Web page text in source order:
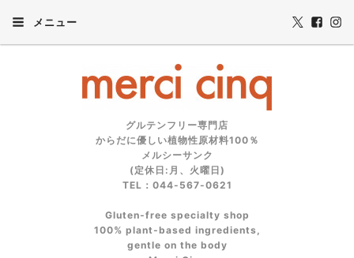
メニュー
グルテンフリー専門店
からだに優しい植物性原材料100％
メルシーサンク
(定休日:月、火曜日)
TEL：044-567-0621
Gluten‑free specialty shop
100% plant‑based ingredients,
gentle on the body